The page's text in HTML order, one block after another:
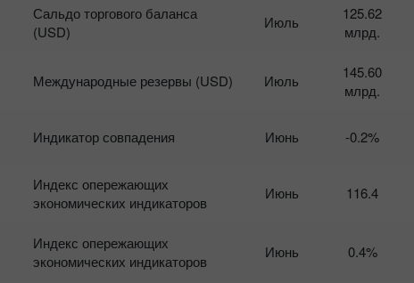
Сальдо торгового баланса
(USD)
Июль
125.62
млрд.
Международные резервы (USD) Июль
145.60
млрд.
Индикатор совпадения Июнь -0.2%
Индекс опережающих
экономических индикаторов
Июнь 116.4
Индекс опережающих
экономических индикаторов
Июнь 0.4%